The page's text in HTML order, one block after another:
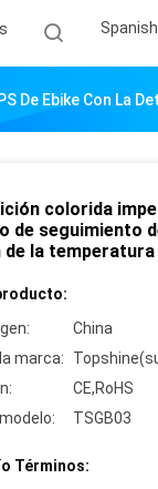
Spanish
De Ebike Con La
colorida
de seguimiento
de la temperatura
China
marca:
CE,RoHS
TSGB03
Términos: